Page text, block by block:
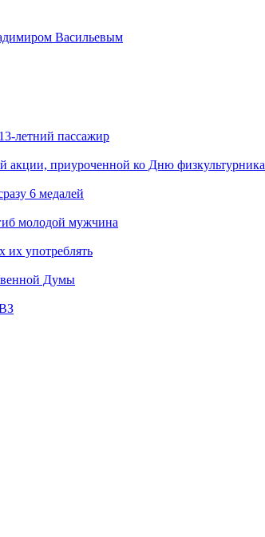
Васильевым
летний пассажир
акции, приуроченной ко Дню физкультурника
6 медалей
молодой мужчина
их употреблять
Думы